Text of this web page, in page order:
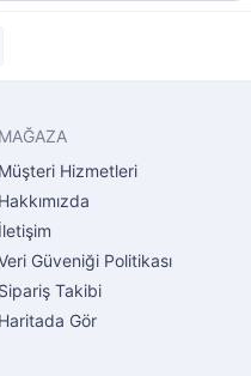
MAĞAZA
Müşteri Hizmetleri
Hakkımızda
İletişim
Güveniği Politikası
Sipariş Takibi
Haritada Gör